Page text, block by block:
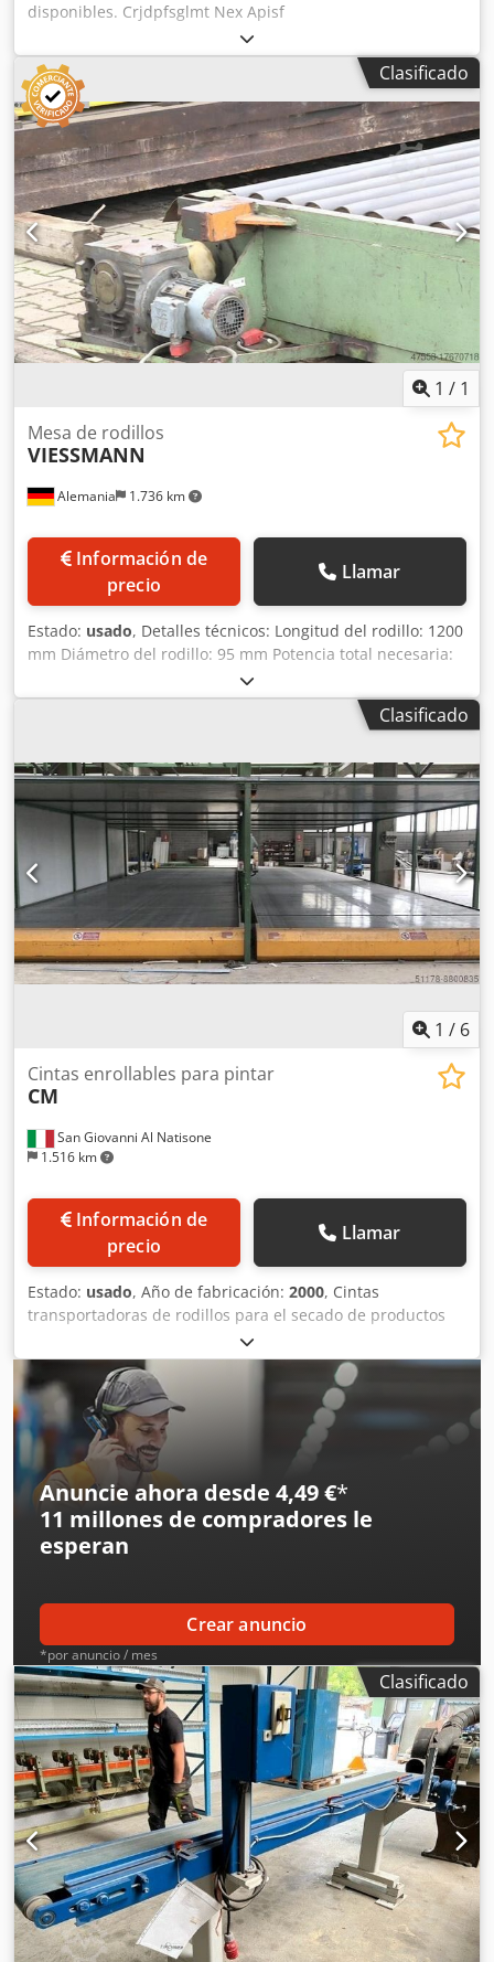
disponibles. Crjdpfsglmt Nex Apisf
Clasificado
1 / 1
Alemania 1.736 km
Mesa de rodillos
VIESSMANN
Información de
precio
Llamar
Estado: usado, Detalles técnicos: Longitud del rodillo: 1200
mm Diámetro del rodillo: 95 mm Potencia total necesaria:
1,5 kW Peso de la máquina aprox.: 2,0 toneladas Cedsu
Nkv Topfx Apisrf Dimensiones L x A x A: 4,3x1,5x0,45 m
Estos transportadores de rodillos están a la venta. -
Los rodillos son accionados por motor (380V; 2,15A con
1400 rpm) - Los rodillos son ajustables - Tamaño de la vía
del transportador: 4100x1200mm *
Clasificado
1 / 6
San Giovanni Al Natisone
1.516 km
Cintas enrollables para pintar
CM
Información de
precio
Llamar
Estado: usado, Año de fabricación: 2000, Cintas
transportadoras de rodillos para el secado de productos
pintados. Codpokpwwdofx Apijrf Dimensiones: 17,50 x 4
metros (VENDIDO) 17,50 x 4 metros (VENDIDO) 20 x 2,50
metros 20 x 2,50 metros
Anuncie ahora desde 4,49 €*
11 millones de compradores le
esperan
Crear anuncio
*por anuncio / mes
Clasificado